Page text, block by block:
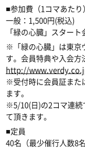
■参加費（1コマあた
一般：1,500円(税込)
「緑の心臓」スター
※「緑の心臓」は東京
す。会員特典や入会方
http://
※受付時に会員証また
ます。
※5/10(日)の2コマ連続
て頂きます。
■定員
40名（最少催行人数8名